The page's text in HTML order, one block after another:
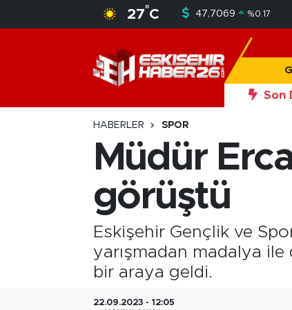
27°C 47,7069 %0.17
Son
20:56
HABERLER SPOR
Müdür
görüştü
Eskişehir Gençlik ve
yarışmadan madalya
bir araya geldi.
22.09.2023 - 12:05
Nöbetçi Eczaneler
Hava Durumu
Trafik Durumu
Süper Lig Puan Durumu ve Fikstür
Tüm Manşetler
Son Dakika Haberleri
Haber Arşivi